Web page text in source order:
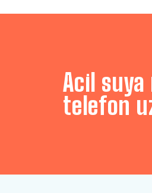
Acil suya
telefon